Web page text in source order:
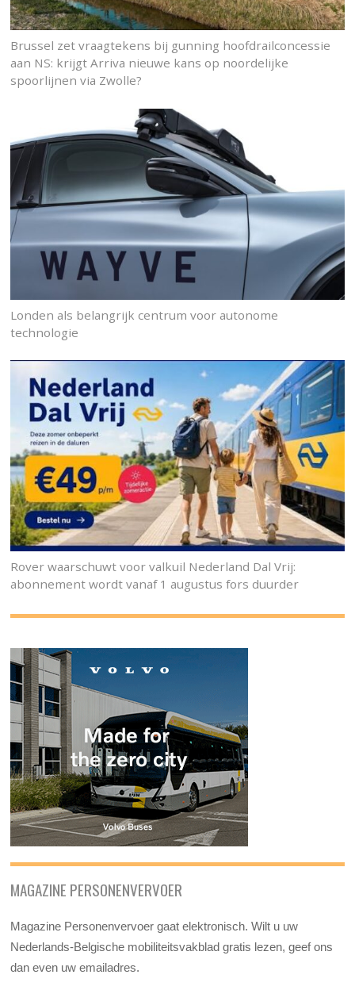
Brussel zet vraagtekens bij gunning hoofdrailconcessie
aan NS: krijgt Arriva nieuwe kans op noordelijke
spoorlijnen via Zwolle?
Londen als belangrijk centrum voor autonome
technologie
Rover waarschuwt voor valkuil Nederland Dal Vrij:
abonnement wordt vanaf 1 augustus fors duurder
MAGAZINE PERSONENVERVOER
Magazine Personenvervoer gaat elektronisch. Wilt u uw
Nederlands-Belgische mobiliteitsvakblad gratis lezen, geef ons
dan even uw emailadres.